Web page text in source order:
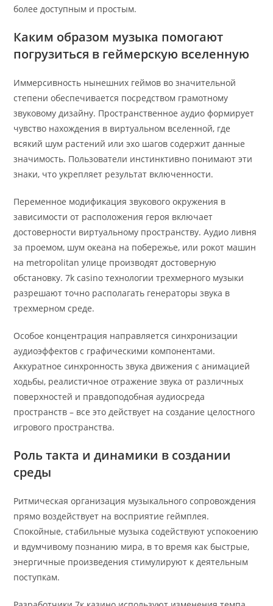
более доступным и простым.
Каким образом музыка помогают
погрузиться в геймерскую вселенную
Иммерсивность нынешних геймов во значительной
степени обеспечивается посредством грамотному
звуковому дизайну. Пространственное аудио формирует
чувство нахождения в виртуальном вселенной, где
всякий шум растений или эхо шагов содержит данные
значимость. Пользователи инстинктивно понимают эти
знаки, что укрепляет результат включенности.
Переменное модификация звукового окружения в
зависимости от расположения героя включает
достоверности виртуальному пространству. Аудио ливня
за проемом, шум океана на побережье, или рокот машин
на metropolitan улице производят достоверную
обстановку. 7k casino технологии трехмерного музыки
разрешают точно располагать генераторы звука в
трехмерном среде.
Особое концентрация направляется синхронизации
аудиоэффектов с графическими компонентами.
Аккуратное синхронность звука движения с анимацией
ходьбы, реалистичное отражение звука от различных
поверхностей и правдоподобная аудиосреда
пространств – все это действует на создание целостного
игрового пространства.
Роль такта и динамики в создании
среды
Ритмическая организация музыкального сопровождения
прямо воздействует на восприятие геймплея.
Спокойные, стабильные музыка содействуют успокоению
и вдумчивому познанию мира, в то время как быстрые,
энергичные произведения стимулируют к деятельным
поступкам.